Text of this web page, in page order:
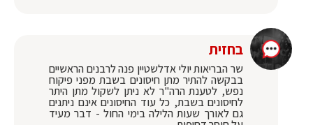
בחזית
שר הבריאות יולי אדלשטיין פנה לרבנים הראשיים
בבקשה להתיר מתן חיסונים בשבת מפני פיקוח
נפש, לטענת הרה"ר לא ניתן לשקול מתן היתר
לחיסונים בשבת, כל עוד החיסונים אינם ניתנים
גם לאורך שעות הלילה בימי החול - דבר מעיד